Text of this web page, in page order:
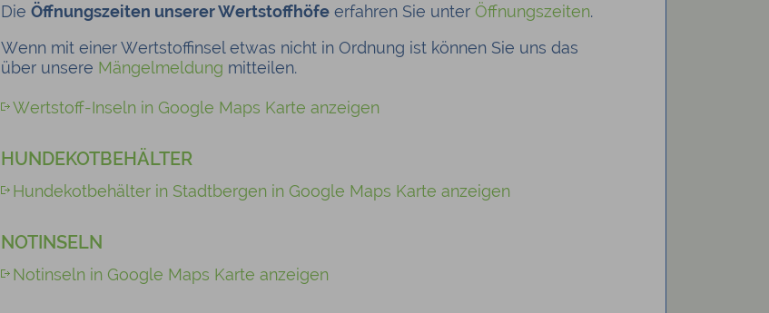
DieÖffnungszeiten unserer Wertstoffhöfe erfahren Sie unter Öffnungszeiten.
Wenn mit einer Wertstoffinsel etwas nicht in Ordnung ist können Sie uns das
über unsere Mängelmeldung mitteilen.
Wertstoff-Inseln in Google Maps Karte anzeigen
HUNDEKOTBEHÄLTER
Hundekotbehälter in Stadtbergen in Google Maps Karte anzeigen
NOTINSELN
Notinseln in Google Maps Karte anzeigen